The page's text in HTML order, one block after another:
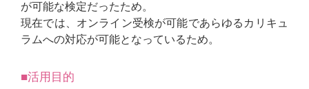
が可能な検定だったため。
現在では、オンライン受検が可能であらゆるカリキュ
ラムへの対応が可能となっているため。
■活用目的